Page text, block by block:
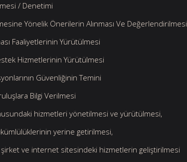
/ Denetimi
Yönelik Önerilerin Alınması Ve Değerlendirilmesi
Faaliyetlerinin Yürütülmesi
Hizmetlerinin Yürütülmesi
Güvenliğinin Temini
Bilgi Verilmesi
hizmetleri yönetilmesi ve yürütülmesi,
yerine getirilmesi,
ve internet sitesindeki hizmetlerin geliştirilmesi